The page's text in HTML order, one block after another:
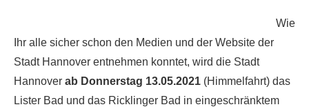
Wie
Ihr alle sicher schon den Medien und der Website der
Stadt Hannover entnehmen konntet, wird die Stadt
Hannover ab Donnerstag 13.05.2021 (Himmelfahrt) das
Lister Bad und das Ricklinger Bad in eingeschränktem